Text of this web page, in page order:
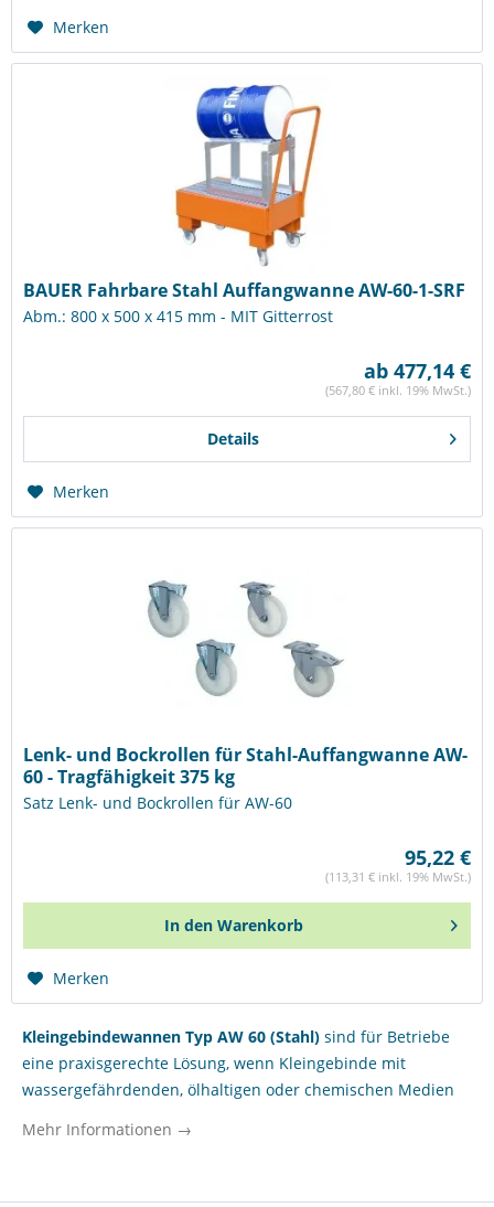
Merken
BAUER Fahrbare Stahl Auffangwanne AW-60-1-SRF
Abm.: 800 x 500 x 415 mm - MIT Gitterrost
ab 477,14 €
(567,80 € inkl. 19% MwSt.)
Details
Merken
Lenk- und Bockrollen für Stahl-Auffangwanne AW-
60 - Tragfähigkeit 375 kg
Satz Lenk- und Bockrollen für AW-60
95,22 €
(113,31 € inkl. 19% MwSt.)
In den Warenkorb
Merken
Kleingebindewannen Typ AW 60 (Stahl) sind für Betriebe
eine praxisgerechte Lösung, wenn Kleingebinde mit
wassergefährdenden, ölhaltigen oder chemischen Medien
Mehr Informationen →